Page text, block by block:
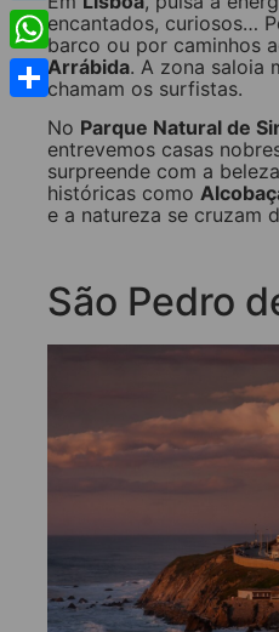
encantados, curiosos…
barco ou por caminhos
Arrábida. A zona saloia
chamam os surfistas.
No Parque Natural de
entrevemos casas
surpreende com a
históricas como
e a natureza se cruzam
São Pedro
LinkedIn
WhatsApp
Share